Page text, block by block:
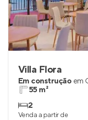
Villa Flora
Em construção em
55 m²
2
Venda a partir de